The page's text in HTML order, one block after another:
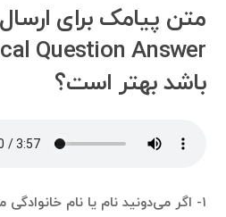
متن پیامک برای
باشد بهتر است؟
۱- اگر می‌دونید نام یا نام